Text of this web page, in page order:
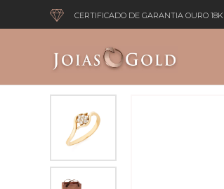
CERTIFICADO DE GARANTIA OURO 18K